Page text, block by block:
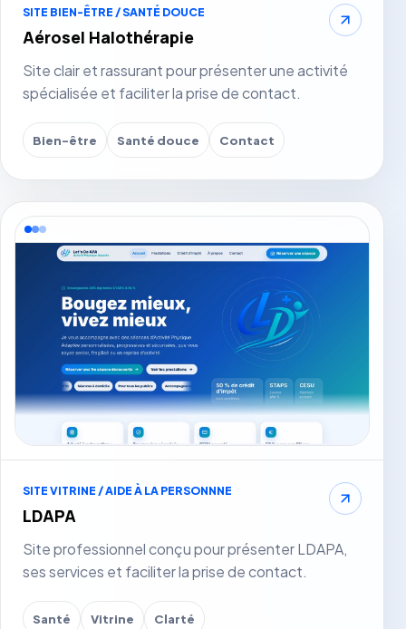
SITE BIEN-ÊTRE / SANTÉ DOUCE
Aérosel Halothérapie
Site clair et rassurant pour présenter une activité
spécialisée et faciliter la prise de contact.
Bien-être Santé douce Contact
SITE VITRINE / AIDE À LA PERSONNNE
LDAPA
Site professionnel conçu pour présenter LDAPA,
ses services et faciliter la prise de contact.
Santé Vitrine Clarté
Voir le site